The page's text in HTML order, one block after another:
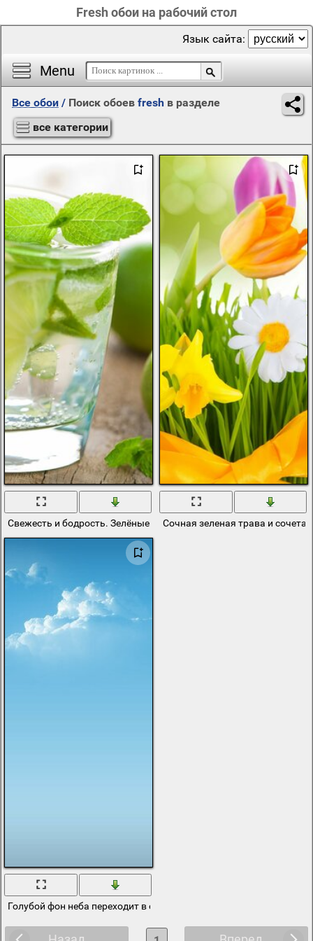
Fresh обои на рабочий стол
Menu
Язык сайта:
Все обои / Поиск обоев fresh в разделе
все категории
Свежесть и бодрость. Зелёные фруктыСочная зеленая трава и
Голубой фон неба переходит в облака